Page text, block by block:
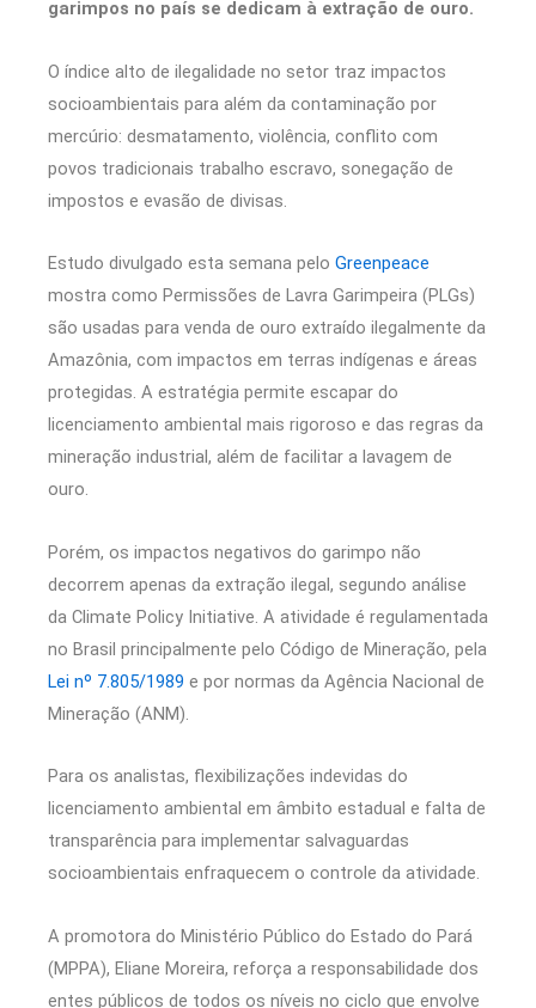
garimpos no país se dedicam à extração de ouro.
O índice alto de ilegalidade no setor traz impactos
socioambientais para além da contaminação por
mercúrio: desmatamento, violência, conflito com
povos tradicionais trabalho escravo, sonegação de
impostos e evasão de divisas.
Estudo divulgado esta semana pelo Greenpeace
mostra como Permissões de Lavra Garimpeira (PLGs)
são usadas para venda de ouro extraído ilegalmente da
Amazônia, com impactos em terras indígenas e áreas
protegidas. A estratégia permite escapar do
licenciamento ambiental mais rigoroso e das regras da
mineração industrial, além de facilitar a lavagem de
ouro.
Porém, os impactos negativos do garimpo não
decorrem apenas da extração ilegal, segundo análise
da Climate Policy Initiative. A atividade é regulamentada
no Brasil principalmente pelo Código de Mineração, pela
Lei nº 7.805/1989 e por normas da Agência Nacional de
Mineração (ANM).
Para os analistas, flexibilizações indevidas do
licenciamento ambiental em âmbito estadual e falta de
transparência para implementar salvaguardas
socioambientais enfraquecem o controle da atividade.
A promotora do Ministério Público do Estado do Pará
(MPPA), Eliane Moreira, reforça a responsabilidade dos
entes públicos de todos os níveis no ciclo que envolve